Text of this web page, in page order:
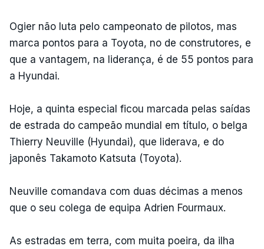
Ogier não luta pelo campeonato de pilotos, mas
marca pontos para a Toyota, no de construtores, e
que a vantagem, na liderança, é de 55 pontos para
a Hyundai.
Hoje, a quinta especial ficou marcada pelas saídas
de estrada do campeão mundial em título, o belga
Thierry Neuville (Hyundai), que liderava, e do
japonês Takamoto Katsuta (Toyota).
Neuville comandava com duas décimas a menos
que o seu colega de equipa Adrien Fourmaux.
As estradas em terra, com muita poeira, da ilha